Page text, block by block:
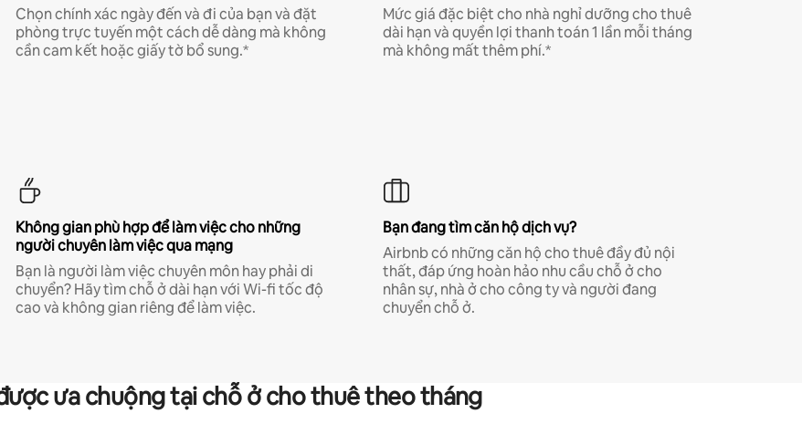
Chọn chính xác ngày đến và đi của bạn và đặt
phòng trực tuyến một cách dễ dàng mà không
cần cam kết hoặc giấy tờ bổ sung.*
Mức giá đặc biệt cho nhà nghỉ dưỡng cho thuê
dài hạn và quyền lợi thanh toán 1 lần mỗi tháng
mà không mất thêm phí.*
Không gian phù hợp để làm việc cho những
người chuyên làm việc qua mạng
Bạn là người làm việc chuyên môn hay phải di
chuyển? Hãy tìm chỗ ở dài hạn với Wi-fi tốc độ
cao và không gian riêng để làm việc.
Bạn đang tìm căn hộ dịch vụ?
Airbnb có những căn hộ cho thuê đầy đủ nội
thất, đáp ứng hoàn hảo nhu cầu chỗ ở cho
nhân sự, nhà ở cho công ty và người đang
chuyển chỗ ở.
ưa chuộng tại chỗ ở cho thuê theo tháng